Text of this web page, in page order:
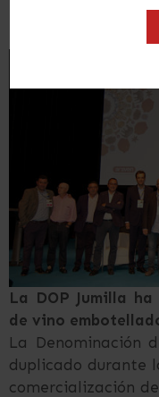
El documental
La DOP Jumilla
de vino
La Denominación
duplicado durante
comercialización